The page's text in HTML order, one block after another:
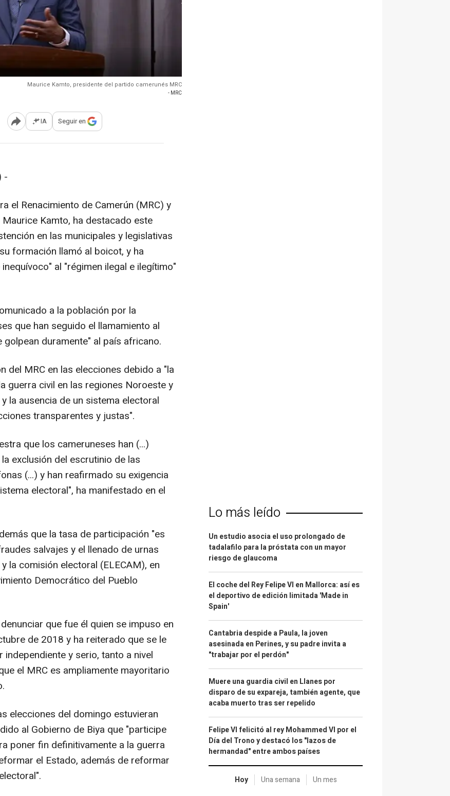
Maurice Kamto, presidente del partido camerunés MRC
- MRC
Abrir opciones para compartir
IA Seguir en
-
el Renacimiento de Camerún (MRC) y
Kamto, ha destacado este
en las municipales y legislativas
formación llamó al boicot, y ha
al "régimen ilegal e ilegítimo"
a la población por la
que han seguido el llamamiento al
duramente" al país africano.
del MRC en las elecciones debido a "la
guerra civil en las regiones Noroeste y
la ausencia de un sistema electoral
transparentes y justas".
que los cameruneses han (...)
exclusión del escrutinio de las
(...) y han reafirmado su exigencia
electoral", ha manifestado en el
que la tasa de participación "es
salvajes y el llenado de urnas
la comisión electoral (ELECAM), en
Democrático del Pueblo
que fue él quien se impuso en
de 2018 y ha reiterado que se le
y serio, tanto a nivel
el MRC es ampliamente mayoritario
elecciones del domingo estuvieran
al Gobierno de Biya que "participe
poner fin definitivamente a la guerra
el Estado, además de reformar
Lo más leído
Un estudio asocia el uso prolongado de
tadalafilo para la próstata con un mayor
riesgo de glaucoma
El coche del Rey Felipe VI en Mallorca: así es
el deportivo de edición limitada 'Made in
Spain'
Cantabria despide a Paula, la joven
asesinada en Perines, y su padre invita a
"trabajar por el perdón"
Muere una guardia civil en Llanes por
disparo de su expareja, también agente, que
acaba muerto tras ser repelido
Felipe VI felicitó al rey Mohammed VI por el
Día del Trono y destacó los "lazos de
hermandad" entre ambos países
Hoy Una semana Un mes